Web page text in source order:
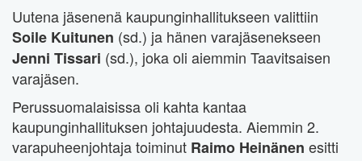
Uutena jäsenenä kaupunginhallitukseen valittiin
Soile Kuitunen (sd.) ja hänen varajäsenekseen
Jenni Tissari (sd.), joka oli aiemmin Taavitsaisen
varajäsen.
Perussuomalaisissa oli kahta kantaa
kaupunginhallituksen johtajuudesta. Aiemmin 2.
varapuheenjohtaja toiminut Raimo Heinänen esitti